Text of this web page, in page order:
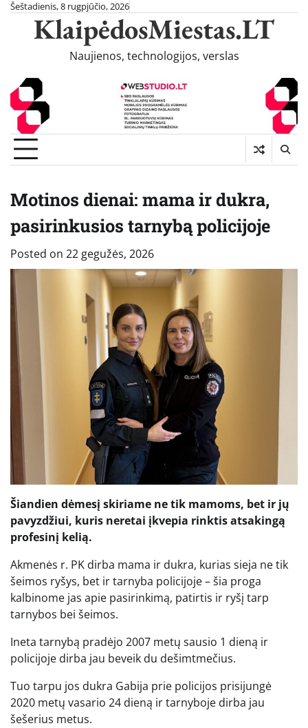
Skip
content
Šeštadienis, 8 rugpjūčio, 2026
KlaipėdosMiestas.LT
Naujienos, technologijos, verslas
Motinos dienai: mama ir dukra,
pasirinkusios tarnybą policijoje
Posted on 22 gegužės, 2026
Šiandien dėmesį skiriame ne tik mamoms, bet ir jų
pavyzdžiui, kuris neretai įkvepia rinktis atsakingą
profesinį kelią.
Akmenės r. PK dirba mama ir dukra, kurias sieja ne tik
šeimos ryšys, bet ir tarnyba policijoje – šia proga
kalbinome jas apie pasirinkimą, patirtis ir ryšį tarp
tarnybos bei šeimos.
Ineta tarnybą pradėjo 2007 metų sausio 1 dieną ir
policijoje dirba jau beveik du dešimtmečius.
Tuo tarpu jos dukra Gabija prie policijos prisijungė
2020 metų vasario 24 dieną ir tarnyboje dirba jau
šešerius metus.